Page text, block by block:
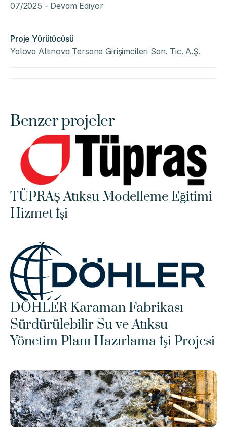
07/2025 - Devam Ediyor
Proje Yürütücüsü
Yalova Altınova Tersane Girişimcileri San. Tic. A.Ş.
Benzer projeler
TÜPRAŞ Atıksu Modelleme Eğitimi
Hizmet İşi
DÖHLER Karaman Fabrikası
Sürdürülebilir Su ve Atıksu
Yönetim Planı Hazırlama İşi Projesi